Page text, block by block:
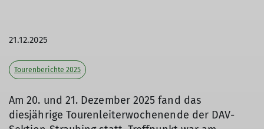
21.12.2025
Tourenberichte 2025
Am 20. und 21. Dezember 2025 fand das
diesjährige Tourenleiterwochenende der DAV-